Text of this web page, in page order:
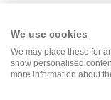
F
a
We use cookies
We may place these for
show personalised
more information about